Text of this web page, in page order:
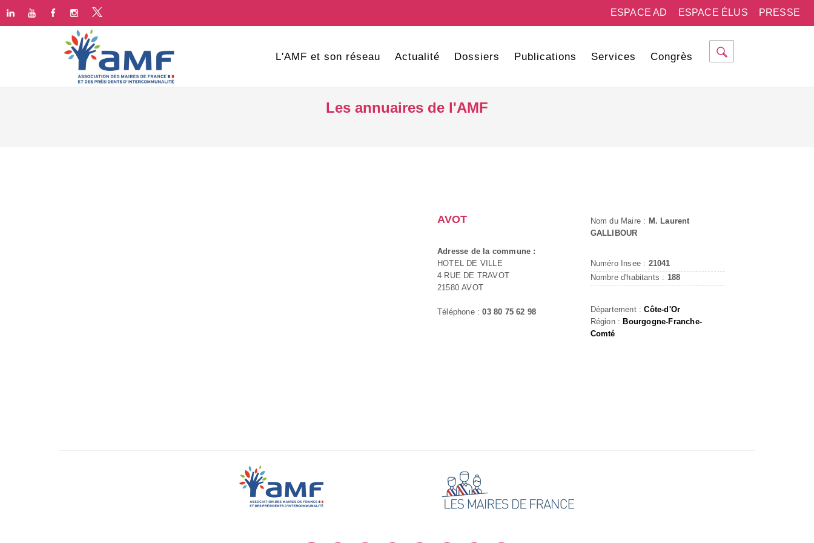
PRESSE
ESPACE ÉLUS
ESPACE AD
L'AMF et son réseau Actualité Dossiers Publications Services Congrès
Les annuaires de l'AMF
AVOT
Adresse de la commune :
HOTEL DE VILLE
4 RUE DE TRAVOT
21580 AVOT
Téléphone :03 80 75 62 98
Nom du Maire : M. Laurent
GALLIBOUR
Numéro Insee : 21041
Nombre d'habitants : 188
Département :Côte-d'Or
Région : Bourgogne-Franche-
Comté